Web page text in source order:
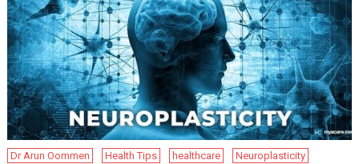
Dr Arun Oommen Health Tips healthcare
Neuroplasticity